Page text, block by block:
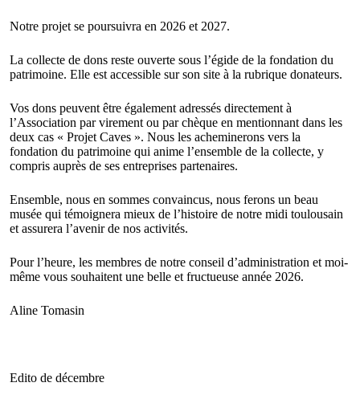
Notre projet se poursuivra en 2026 et 2027.
La collecte de dons reste ouverte sous l’égide de la fondation du
patrimoine. Elle est accessible sur son site à la rubrique donateurs.
Vos dons peuvent être également adressés directement à
l’Association par virement ou par chèque en mentionnant dans les
deux cas « Projet Caves ». Nous les acheminerons vers la
fondation du patrimoine qui anime l’ensemble de la collecte, y
compris auprès de ses entreprises partenaires.
Ensemble, nous en sommes convaincus, nous ferons un beau
musée qui témoignera mieux de l’histoire de notre midi toulousain
et assurera l’avenir de nos activités.
Pour l’heure, les membres de notre conseil d’administration et moi-
même vous souhaitent une belle et fructueuse année 2026.
Aline Tomasin
Edito de décembre